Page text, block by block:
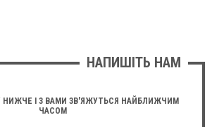
НАПИШІТЬ НАМ
НИЖЧЕ І З ВАМИ ЗВ'ЯЖУТЬСЯ НАЙБЛИЖЧИМ
ЧАСОМ